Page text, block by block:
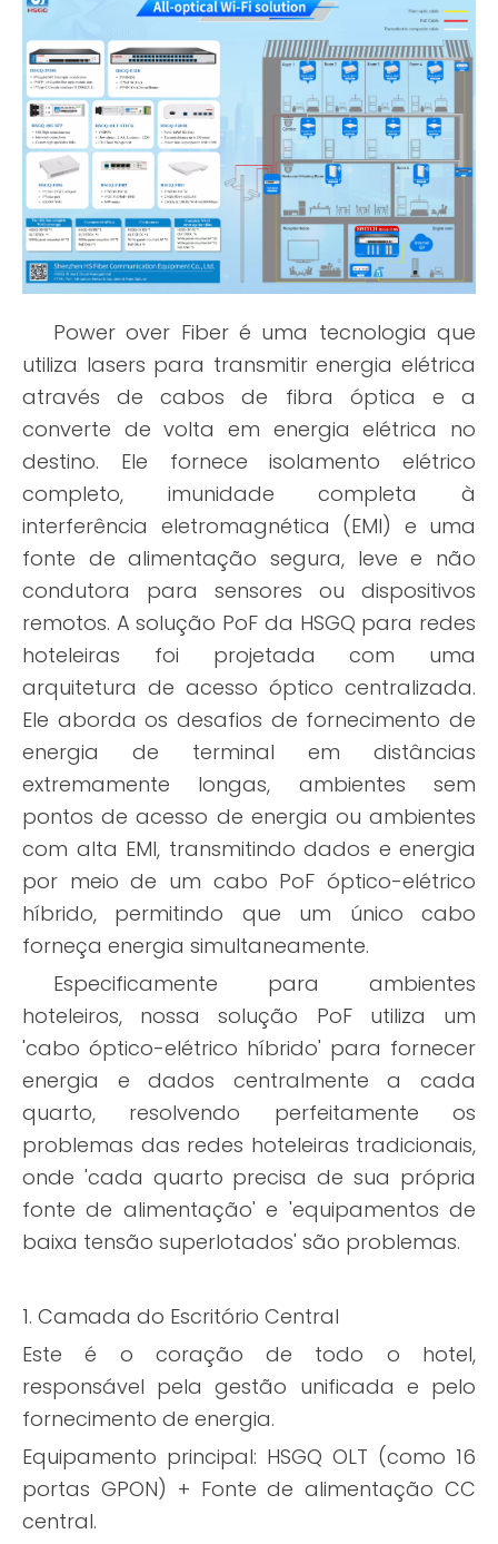
Power over Fiber é uma tecnologia que
utiliza lasers para transmitir energia elétrica
através de cabos de fibra óptica e a
converte de volta em energia elétrica no
destino. Ele fornece isolamento elétrico
completo, imunidade completa à
interferência eletromagnética (EMI) e uma
fonte de alimentação segura, leve e não
condutora para sensores ou dispositivos
remotos. A solução PoF da HSGQ para redes
hoteleiras foi projetada com uma
arquitetura de acesso óptico centralizada.
Ele aborda os desafios de fornecimento de
energia de terminal em distâncias
extremamente longas, ambientes sem
pontos de acesso de energia ou ambientes
com alta EMI, transmitindo dados e energia
por meio de um cabo PoF óptico-elétrico
híbrido, permitindo que um único cabo
forneça energia simultaneamente.
Especificamente para ambientes
hoteleiros, nossa solução PoF utiliza um
'cabo óptico-elétrico híbrido' para fornecer
energia e dados centralmente a cada
quarto, resolvendo perfeitamente os
problemas das redes hoteleiras tradicionais,
onde 'cada quarto precisa de sua própria
fonte de alimentação' e 'equipamentos de
baixa tensão superlotados' são problemas.
1. Camada do Escritório Central
Este é o coração de todo o hotel,
responsável pela gestão unificada e pelo
fornecimento de energia.
Equipamento principal: HSGQ OLT (como 16
portas GPON) + Fonte de alimentação CC
central.